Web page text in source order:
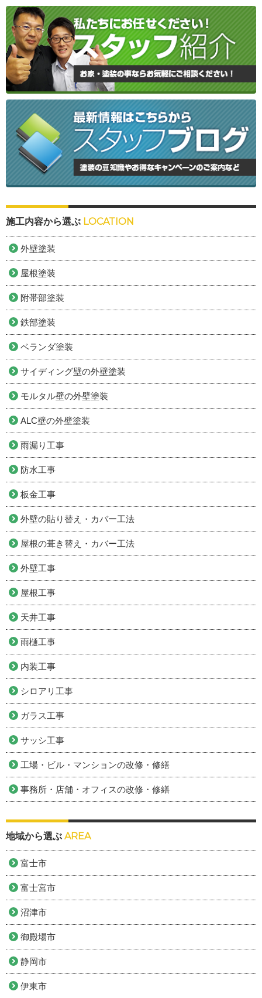
施工内容から選ぶ LOCATION
外壁塗装
屋根塗装
附帯部塗装
鉄部塗装
ベランダ塗装
サイディング壁の外壁塗装
モルタル壁の外壁塗装
ALC壁の外壁塗装
雨漏り工事
防水工事
板金工事
外壁の貼り替え・カバー工法
屋根の葺き替え・カバー工法
外壁工事
屋根工事
天井工事
雨樋工事
内装工事
シロアリ工事
ガラス工事
サッシ工事
工場・ビル・マンションの改修・修繕
事務所・店舗・オフィスの改修・修繕
地域から選ぶ AREA
富士市
富士宮市
沼津市
御殿場市
静岡市
伊東市